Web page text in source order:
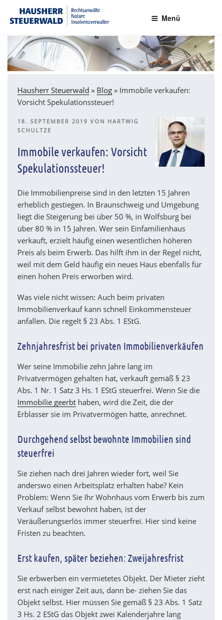
Inhalt
Rechtsanwälte Insolvenzverwalter Partnerschaftsgesellschaft mbB
Menü
Hausherr Steuerwald » Blog » Immobile verkaufen:
Vorsicht Spekulationssteuer!
VERÖFFENTLICHT
AM
18. SEPTEMBER 2019 VON HARTWIG
SCHULTZE
Immobile verkaufen: Vorsicht
Spekulationssteuer!
Die Immobilienpreise sind in den letzten 15 Jahren
erheblich gestiegen. In Braunschweig und Umgebung
liegt die Steigerung bei über 50 %, in Wolfsburg bei
über 80 % in 15 Jahren. Wer sein Einfamilienhaus
verkauft, erzielt häufig einen wesentlichen höheren
Preis als beim Erwerb. Das hilft ihm in der Regel nicht,
weil mit dem Geld häufig ein neues Haus ebenfalls für
einen hohen Preis erworben wird.
Was viele nicht wissen: Auch beim privaten
Immobilienverkauf kann schnell Einkommensteuer
anfallen. Die regelt § 23 Abs. 1 EStG.
Zehnjahresfrist bei privaten Immobilienverkäufen
Wer seine Immobilie zehn Jahre lang im
Privatvermögen gehalten hat, verkauft gemäß § 23
Abs. 1 Nr. 1 Satz 3 Hs. 1 EStG steuerfrei. Wenn Sie die
Immobilie geerbt haben, wird die Zeit, die der
Erblasser sie im Privatvermögen hatte, anrechnet.
Durchgehend selbst bewohnte Immobilien sind
steuerfrei
Sie ziehen nach drei Jahren wieder fort, weil Sie
anderswo einen Arbeitsplatz erhalten habe? Kein
Problem: Wenn Sie Ihr Wohnhaus vom Erwerb bis zum
Verkauf selbst bewohnt haben, ist der
Veräußerungserlös immer steuerfrei. Hier sind keine
Fristen zu beachten.
Erst kaufen, später beziehen: Zweijahresfrist
Sie erbwerben ein vermietetes Objekt. Der Mieter zieht
erst nach einiger Zeit aus, dann be- ziehen Sie das
Objekt selbst. Hier müssen Sie gemäß § 23 Abs. 1 Satz
3 Hs. 2 EStG das Objekt zwei Kalenderjahre lang